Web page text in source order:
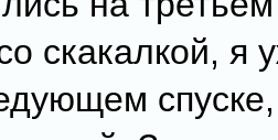
скакалкой, я